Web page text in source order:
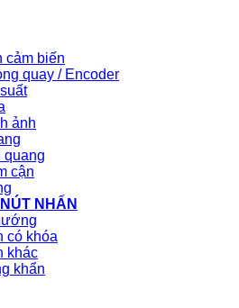
cảm biến
quay / Encoder
ảnh
quang
cận
NHẤN
có khóa
khác
khẩn